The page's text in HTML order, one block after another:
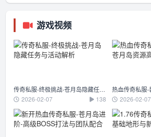
游戏视频
传奇私服-终极挑战-苍月岛隐藏任务与活动解析
2026-02-07
138
2026-02-07